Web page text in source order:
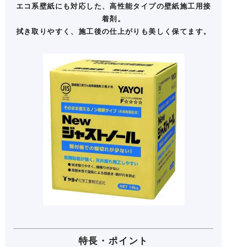
エコ系壁紙にも対応した、高性能タイプの壁紙施工用接
着剤。
拭き取りやすく、施工後の仕上がりも美しく保てます。
特長・ポイント